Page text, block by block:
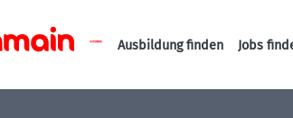
Ausbildung finden Jobs